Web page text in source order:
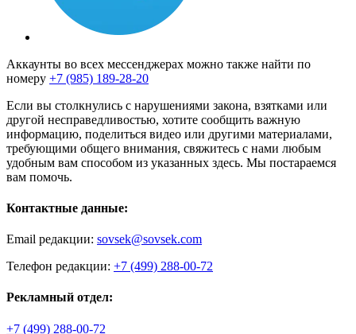
Аккаунты во всех мессенджерах можно также найти по
номеру +7 (985) 189-28-20
Если вы столкнулись с нарушениями закона, взятками или
другой несправедливостью, хотите сообщить важную
информацию, поделиться видео или другими материалами,
требующими общего внимания, свяжитесь с нами любым
удобным вам способом из указанных здесь. Мы постараемся
вам помочь.
Контактные данные:
Email редакции: sovsek@sovsek.com
Телефон редакции: +7 (499) 288-00-72
Рекламный отдел:
+7 (499) 288-00-72